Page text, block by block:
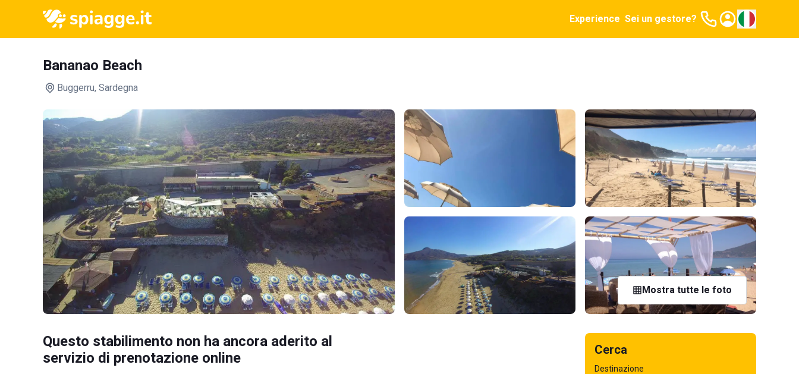
Experience Sei un gestore?
Bananao Beach
Buggerru, Sardegna
Mostra tutte le foto
Questo stabilimento non ha ancora aderito al
servizio di prenotazione online
Cerca
Destinazione